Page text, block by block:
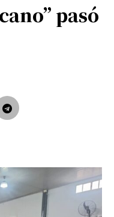
pasó